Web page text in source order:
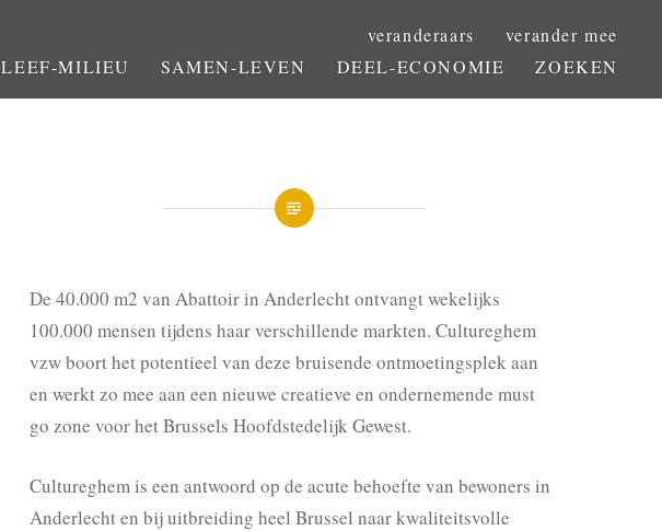
veranderaars
verander mee
LEEF-MILIEU
SAMEN-LEVEN DEEL-ECONOMIE ZOEKEN
De 40.000 m2 van Abattoir in Anderlecht ontvangt wekelijks
100.000 mensen tijdens haar verschillende markten. Cultureghem
vzw boort het potentieel van deze bruisende ontmoetingsplek aan
en werkt zo mee aan een nieuwe creatieve en ondernemende must
go zone voor het Brussels Hoofdstedelijk Gewest.
Cultureghem is een antwoord op de acute behoefte van bewoners in
Anderlecht en bij uitbreiding heel Brussel naar kwaliteitsvolle